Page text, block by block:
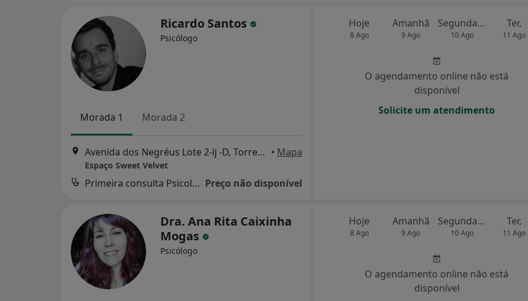
Ricardo Santos
Psicólogo
Morada 1 Morada 2
Avenida dos Negréus Lote 2-lj -D, Torres Novas • Mapa
Espaço Sweet Velvet
Primeira consulta Psicologia Preço não disponível
Hoje
8 Ago
Amanhã
9 Ago
Segunda-feira
10 Ago
Ter,
11 Ago
O agendamento online não está
disponível
Solicite um atendimento
Dra. Ana Rita Caixinha
Mogas
Psicólogo
Hoje
8 Ago
Amanhã
9 Ago
Segunda-feira
10 Ago
Ter,
11 Ago
O agendamento online não está
disponível